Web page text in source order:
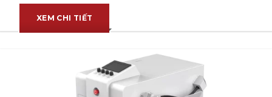
XEM CHI TIẾT